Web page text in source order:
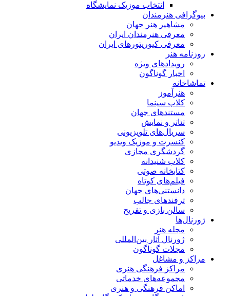
انتخاب موزیک نمایشگاه
بیوگرافی هنرمندان
مشاهیر هنر جهان
معرفی هنرمندان ایران
معرفی کیوریتورهای ایران
روزنامه هنر
رویدادهای ویژه
اخبار گوناگون
تماشاخانه
هنرآموز
کلاب سینما
مستندهای جهان
تئاتر و نمایش
سریال‌های تلویزیونی
کنسرت و موزیک ویدیو
گردشگری مجازی
کلاب شنیدانه
کتابخانه صوتی
فیلم‌های کوتاه
دانستنی‌های جهان
ترفندهای جالب
سالن بازی و تفریح
ژورنال‌ها
مجله هنر
ژورنال آثار بین‌المللی
مجلات گوناگون
مراکز و مشاغل
مراکز فرهنگی هنری
مجموعه‌های خدماتی
اماکن فرهنگی و هنری